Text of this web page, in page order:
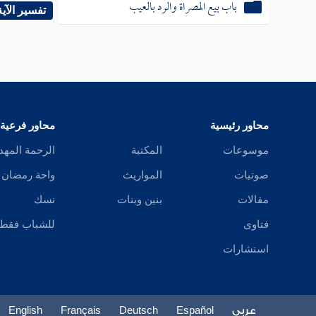
باب بيع المصراة والرد بالعيب
في
تفسير
محاور رئيسية
موسوعات
صوتيات
مقالات
فتاوى
استشارات
المكتبة
المواريث
بنين وبنات
محاور فرعية
الرحمة
واحة رمضان
نسك
للشباب فقط
عربي Español
Deutsch
Français
English